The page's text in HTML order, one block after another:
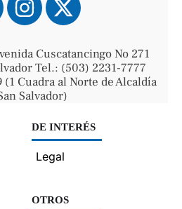
Cuscatancingo No 271
Tel.: (503) 2231-7777
(1 Cuadra al Norte de Alcaldía
Salvador)
DE INTERÉS
Legal
OTROS